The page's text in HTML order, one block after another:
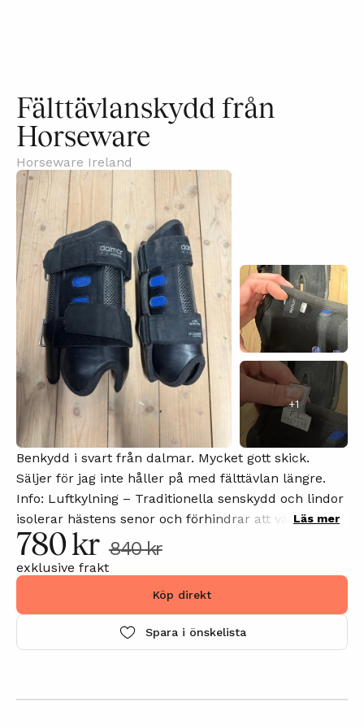
Fälttävlanskydd från
Horseware
Horseware Ireland
+1
Benkydd i svart från dalmar. Mycket gott skick.
Säljer för jag inte håller på med fälttävlan längre.
Info: Luftkylning – Traditionella senskydd och lindor
isolerar hästens senor och förhindrar att värme
avges. Dalmars patenterade kylsystem utnyttjar den
kalla luft som träffar framsidan av hästens ben i
hög fart för att passera genom skyddet och kyla
senorna medan hästen galopperar.
Kolfiberstötsskydd – Vid en oavsiktlig smäll fördelas
kraften från stöten över hela skyddets längd och
innan du köper eller vill att jag laddar upp fler
Läs mer
780 kr 840 kr
exklusive frakt
Köp direkt
Spara i önskelista